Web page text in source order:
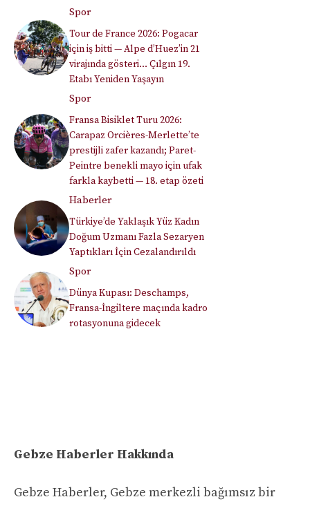
Spor
Tour de France 2026: Pogacar
için iş bitti — Alpe d’Huez’in 21
virajında gösteri… Çılgın 19.
Etabı Yeniden Yaşayın
Spor
Fransa Bisiklet Turu 2026:
Carapaz Orcières-Merlette’te
prestijli zafer kazandı; Paret-
Peintre benekli mayo için ufak
farkla kaybetti — 18. etap özeti
Haberler
Türkiye’de Yaklaşık Yüz Kadın
Doğum Uzmanı Fazla Sezaryen
Yaptıkları İçin Cezalandırıldı
Spor
Dünya Kupası: Deschamps,
Fransa-İngiltere maçında kadro
rotasyonuna gidecek
Gebze Haberler Hakkında
Gebze Haberler, Gebze merkezli bağımsız bir